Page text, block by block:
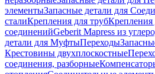
элементыЗапасные детали для
сталиКрепления для трубКрепления
соединенийGeberit Mapress из
детали для МуфтыПереходы
Крестовины двухплоскостные
соединения, разборные